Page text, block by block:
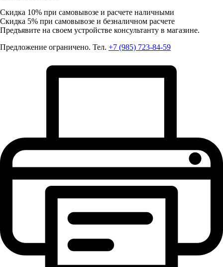
Скидка 10% при самовывозе и расчете наличными
Скидка 5% при самовывозе и безналичном расчете
Предъявите на своем устройстве консультанту в магазине.
Предложение ограничено. Тел. +7 (985) 723-84-59